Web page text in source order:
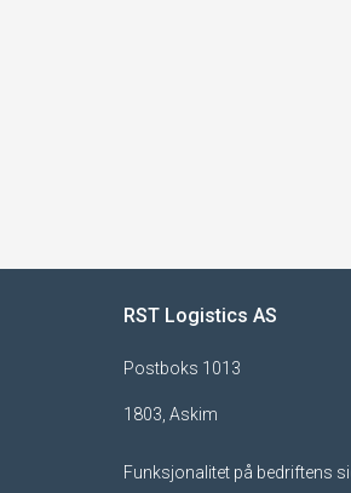
RST Logistics AS
Postboks 1013
1803, Askim
Funksjonalitet på bedriftens